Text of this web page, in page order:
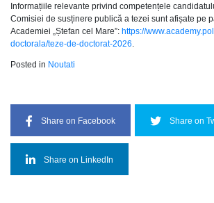
Informațiile relevante privind competențele
Comisiei de susținere publică a tezei sunt afișate pe
Academiei „Ștefan cel Mare”: https://
doctorala/teze-de-doctorat-2026.
Posted in Noutati
Share on Facebook Share on
Share on LinkedIn